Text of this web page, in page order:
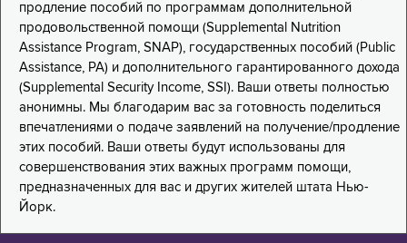
продление пособий по программам дополнительной
продовольственной помощи (Supplemental Nutrition
Assistance Program, SNAP), государственных пособий (Public
Assistance, PA) и дополнительного гарантированного дохода
(Supplemental Security Income, SSI). Ваши ответы полностью
анонимны. Мы благодарим вас за готовность поделиться
впечатлениями о подаче заявлений на получение/продление
этих пособий. Ваши ответы будут использованы для
совершенствования этих важных программ помощи,
предназначенных для вас и других жителей штата Нью-
Йорк.